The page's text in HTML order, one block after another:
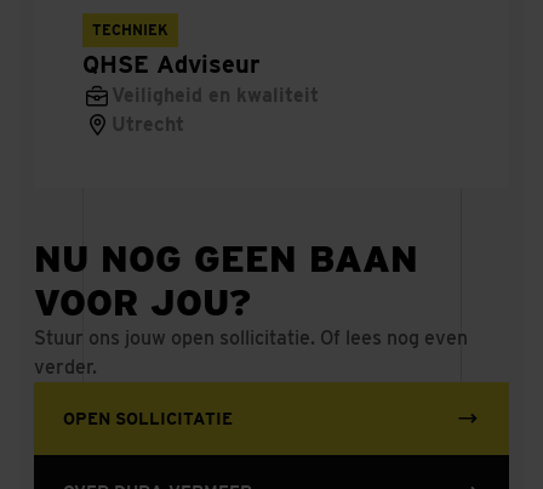
Hoofduitvoerder kabels & leidingen railinfra
Uitvoerder werktuigbouwkunde
Werkvoorbereider Elektrotechniek
Stage Civiele Techniek/Built Environment -
Constructeur Hulpconstructies
Uitvoerder energievoorziening railinfra
Hoofduitvoerder Civiel
QHSE Adviseur
Veiligheid en kwaliteit
Utrecht
TECHNIEK
NU NOG GEEN BAAN
VOOR JOU?
Stuur ons jouw open sollicitatie. Of lees nog even
verder.
OPEN SOLLICITATIE